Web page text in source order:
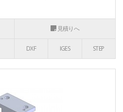
見積りへ
DXF IGES STEP